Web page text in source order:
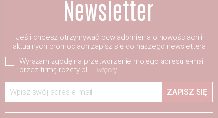
Jeśli chcesz otrzymywać powiadomienia o nowościach i
aktualnych promocjach zapisz się do naszego newslettera
Wyrażam zgodę na przetworzenie mojego adresu e-mail
przez firmę rozety.pl
więcej
Wpisz swój adres e-mail ZAPISZ SIĘ